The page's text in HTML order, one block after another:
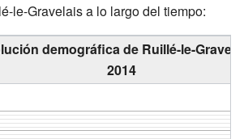
le-Gravelais a lo largo del tiempo:
demográfica de Ruillé-le-
2014